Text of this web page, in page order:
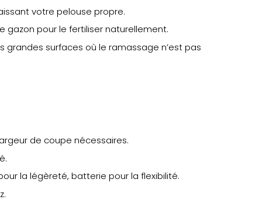
votre pelouse propre.
gazon pour le fertiliser naturellement.
grandes surfaces où le ramassage n’est pas
de coupe nécessaires.
la légèreté, batterie pour la flexibilité.